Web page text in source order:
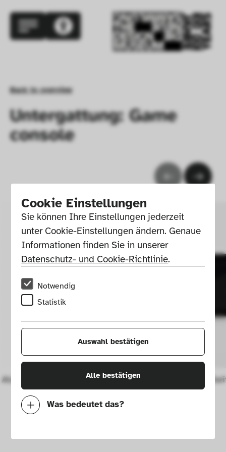
Cookie Einstellungen
Sie können Ihre Einstellungen jederzeit
unter Cookie-Einstellungen ändern. Genaue
Informationen finden Sie in unserer
Datenschutz- und Cookie-Richtlinie.
Notwendig
Statistik
Auswahl bestätigen
Alle bestätigen
Was bedeutet das?
Mit diesen Cookies können wir durch
Back to overview
Untergattung: Game
console
Atari CX40 Joystick Nintendo